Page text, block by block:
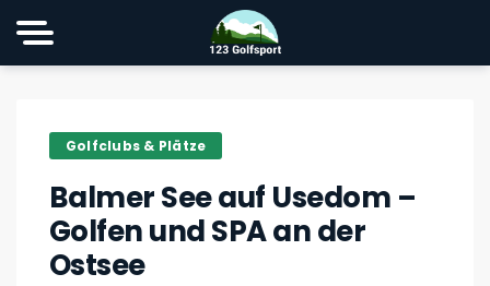
Golfclubs & Plätze
Balmer See auf Usedom –
Golfen und SPA an der
Ostsee